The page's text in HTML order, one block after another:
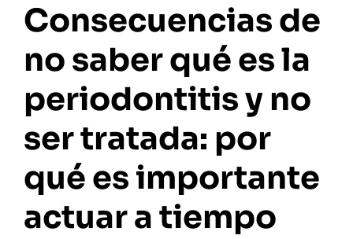
Consecuencias de
no saber qué es la
periodontitis y no
ser tratada: por
qué es importante
actuar a tiempo